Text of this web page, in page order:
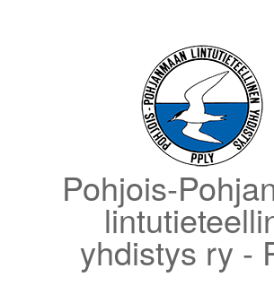
Pohjois-
yhdistys ry -